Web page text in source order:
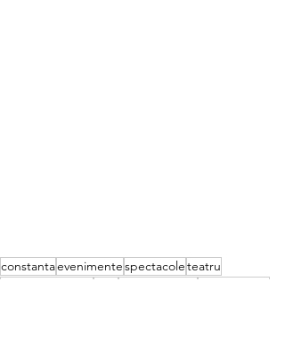
constantaevenimentespectacoleteatru